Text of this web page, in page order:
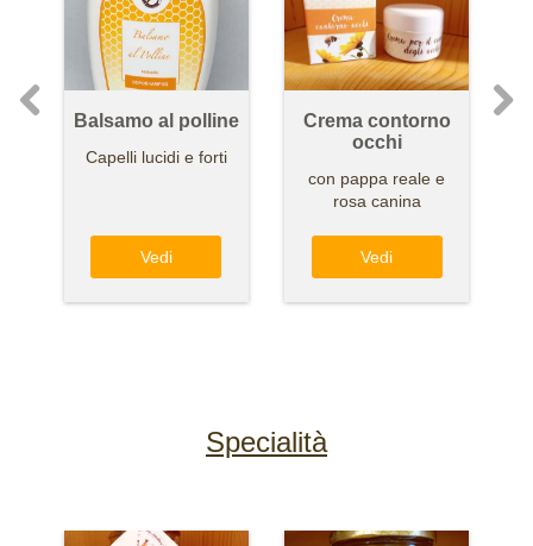
Balsamo al polline
Capelli lucidi e forti
Vedi
Crema contorno
occhi
con pappa reale e
rosa canina
Vedi
Specialità